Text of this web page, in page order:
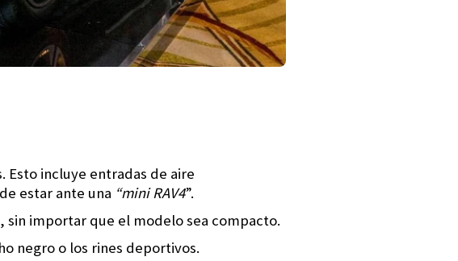
Esto incluye entradas de aire
estar ante una “mini RAV4”.
sin importar que el modelo sea compacto.
negro o los rines deportivos.